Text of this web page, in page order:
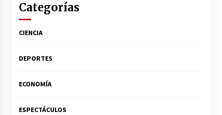
Categorías
CIENCIA
DEPORTES
ECONOMÍA
ESPECTÁCULOS